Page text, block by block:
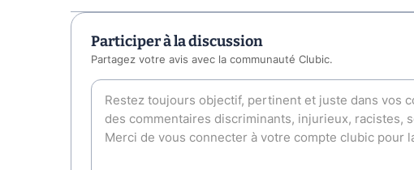
Participer à la discussion
Partagez votre avis avec la communauté Clubic.